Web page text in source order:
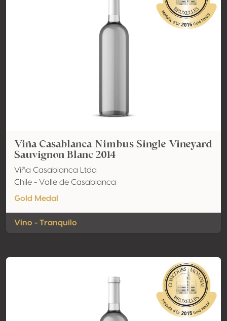
Viña Casablanca Nimbus Single Vineyard
Sauvignon Blanc 2014
Viña Casablanca Ltda
Chile - Valle de Casablanca
Gold Medal
Vino - Tranquilo